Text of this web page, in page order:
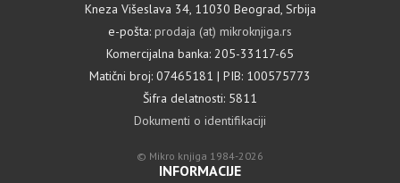
Kneza Višeslava 34, 11030 Beograd, Srbija
e-pošta: prodaja (at) mikroknjiga.rs
Komercijalna banka: 205-33117-65
Matični broj: 07465181 | PIB: 100575773
Šifra delatnosti: 5811
Dokumenti o identifikaciji
© Mikro knjiga 1984-2026
INFORMACIJE